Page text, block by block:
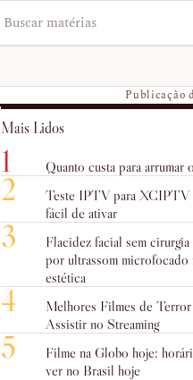
Buscar no EUVO News
Publicação
Mais Lidos
1 Quanto custa para arrumar
2
Teste IPTV para XCIPTV
fácil de ativar
3
Flacidez facial sem
por ultrassom microfocado
estética
4
Melhores Filmes de
Assistir no Streaming
5
Filme na Globo hoje:
ver no Brasil hoje